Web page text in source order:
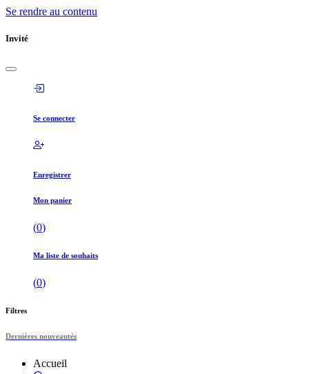
Se rendre au contenu
Invité
Se connecter
Enregistrer
Mon panier
(0)
Ma liste de souhaits
(0)
Filtres
Dernières nouveautés
Accueil